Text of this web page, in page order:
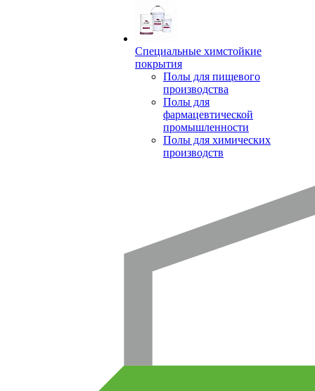
Специальные химстойкие
покрытия
Полы для пищевого
производства
Полы для
фармацевтической
промышленности
Полы для химических
производств